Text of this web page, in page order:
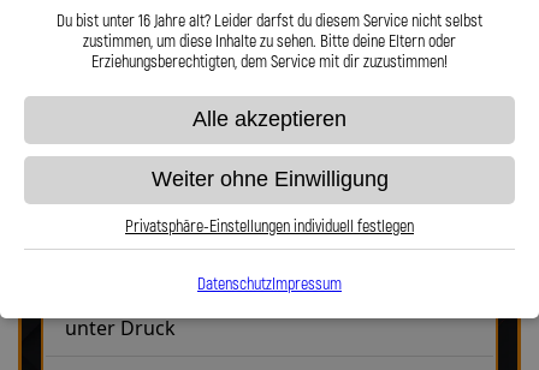
Stahlflex vs. Gummi
Stahlflex
Robust &
langlebig
unter Druck
Du bist unter 16 Jahre alt? Leider darfst du diesem Service nicht selbst
zustimmen, um diese Inhalte zu sehen. Bitte deine Eltern oder
Erziehungsberechtigten, dem Service mit dir zuzustimmen!
Alle akzeptieren
Weiter ohne Einwilligung
Privatsphäre-Einstellungen individuell festlegen
DatenschutzImpressum